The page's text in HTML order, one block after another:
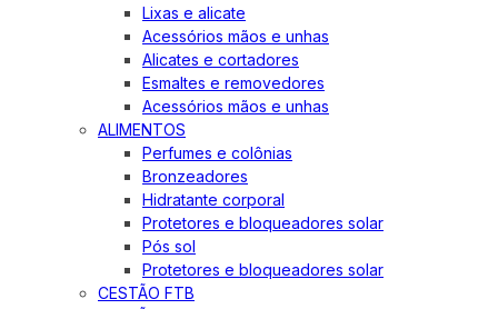
Lixas e alicate
Acessórios mãos e unhas
Alicates e cortadores
Esmaltes e removedores
Acessórios mãos e unhas
ALIMENTOS
Perfumes e colônias
Bronzeadores
Hidratante corporal
Protetores e bloqueadores solar
Pós sol
Protetores e bloqueadores solar
CESTÃO FTB